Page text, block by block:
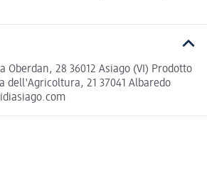
Oberdan, 28 36012 Asiago (VI) Prodotto
dell'Agricoltura, 21 37041 Albaredo